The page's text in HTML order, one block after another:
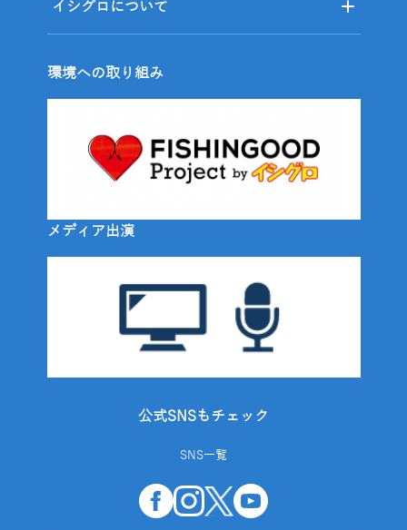
イシグロについて
環境への取り組み
メディア出演
公式SNSもチェック
SNS一覧